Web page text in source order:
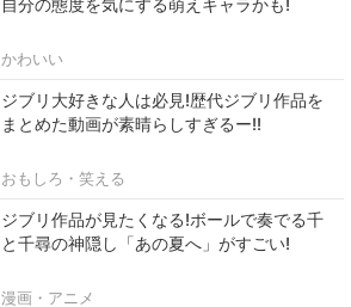
自分の態度を気にする萌えキャラかも!
かわいい
ジブリ大好きな人は必見!歴代ジブリ作品を
まとめた動画が素晴らしすぎるー!!
おもしろ・笑える
ジブリ作品が見たくなる!ボールで奏でる千
と千尋の神隠し「あの夏へ」がすごい!
漫画・アニメ